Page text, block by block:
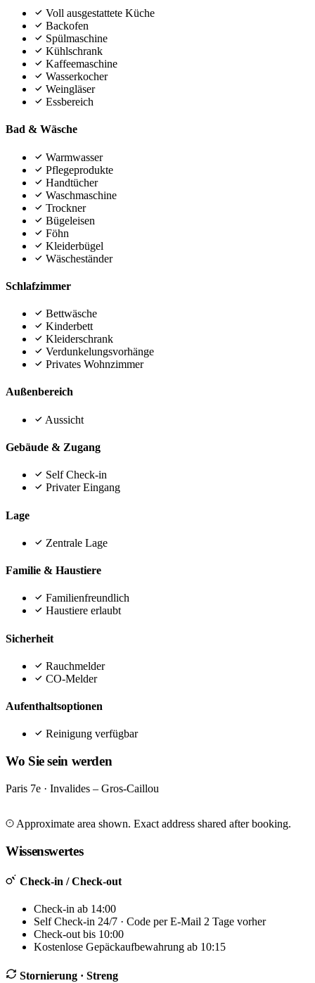
Voll ausgestattete Küche
Backofen
Spülmaschine
Kühlschrank
Kaffeemaschine
Wasserkocher
Weingläser
Essbereich
Bad & Wäsche
Warmwasser
Pflegeprodukte
Handtücher
Waschmaschine
Trockner
Bügeleisen
Föhn
Kleiderbügel
Wäscheständer
Schlafzimmer
Bettwäsche
Kinderbett
Kleiderschrank
Verdunkelungsvorhänge
Privates Wohnzimmer
Außenbereich
Aussicht
Gebäude & Zugang
Self Check-in
Privater Eingang
Lage
Zentrale Lage
Familie & Haustiere
Familienfreundlich
Haustiere erlaubt
Sicherheit
Rauchmelder
CO-Melder
Aufenthaltsoptionen
Reinigung verfügbar
Wo Sie sein werden
Paris 7e · Invalides – Gros-Caillou
+
−
Approximate area shown. Exact address shared after booking.
Wissenswertes
Check-in / Check-out
Check-in ab 14:00
Self Check-in 24/7 · Code per E-Mail 2 Tage vorher
Check-out bis 10:00
Kostenlose Gepäckaufbewahrung ab 10:15
Stornierung · Streng